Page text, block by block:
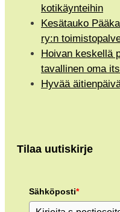
kotikäynteihin
Kesätauko
ry:n
Hoivan keskellä
tavallinen oma
Hyvää
Tilaa uutiskirje
Sähköposti*